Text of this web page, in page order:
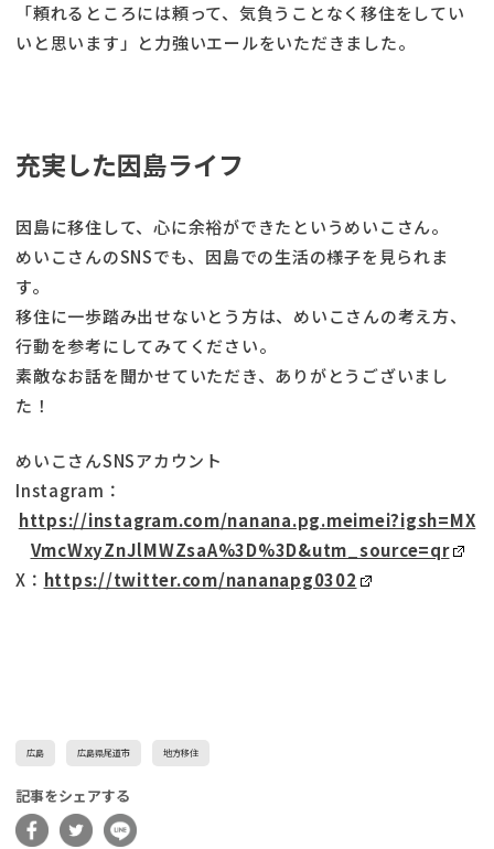
「頼れるところには頼って、気負うことなく移住をしてい
いと思います」と力強いエールをいただきました。
充実した因島ライフ
因島に移住して、心に余裕ができたというめいこさん。
めいこさんのSNSでも、因島での生活の様子を見られま
す。
移住に一歩踏み出せないとう方は、めいこさんの考え方、
行動を参考にしてみてください。
素敵なお話を聞かせていただき、ありがとうございまし
た！
めいこさんSNSアカウント
Instagram：
https://instagram.com/nanana.pg.meimei?igsh=MX
VmcWxyZnJlMWZsaA%3D%3D&utm_source=qr
X： https://twitter.com/nananapg0302
広島 広島県尾道市 地方移住
記事をシェアする